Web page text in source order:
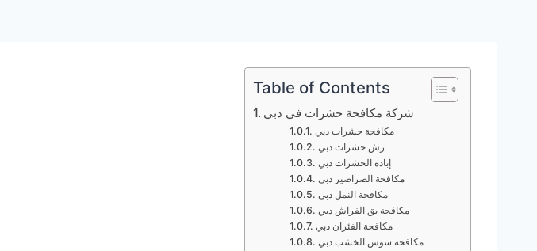
Table of Contents
شركة مكافحة حشرات في دبي
مكافحة حشرات دبي
رش حشرات دبي
إبادة الحشرات دبي
مكافحة الصراصير دبي
مكافحة النمل دبي
مكافحة بق الفراش دبي
مكافحة الفئران دبي
مكافحة سوس الخشب دبي